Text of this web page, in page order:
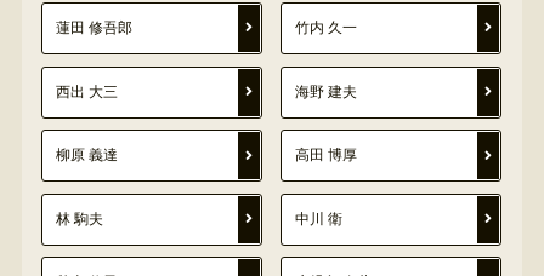
蓮田 修吾郎 竹内 久一
西出 大三 海野 建夫
柳原 義達 高田 博厚
林 駒夫 中川 衛